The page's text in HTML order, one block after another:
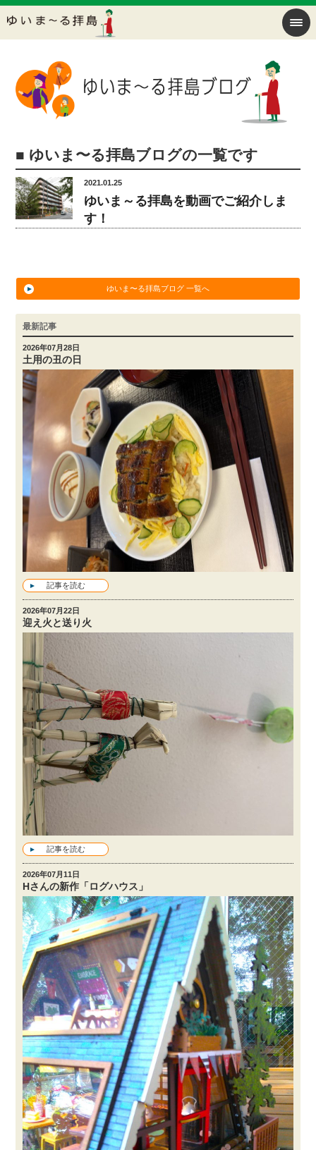
■ ゆいま〜る拝島ブログの一覧です
2021.01.25
ゆいま～る拝島を動画でご紹介しま
す！
ゆいま〜る拝島ブログ 一覧へ
最新記事
2026年07月28日
土用の丑の日
記事を読む
2026年07月22日
迎え火と送り火
記事を読む
2026年07月11日
Hさんの新作「ログハウス」